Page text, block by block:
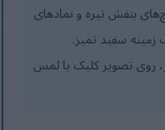
بنفش تیره و نمادهای
سفید تمیز.
روی تصویر کلیک یا لمس